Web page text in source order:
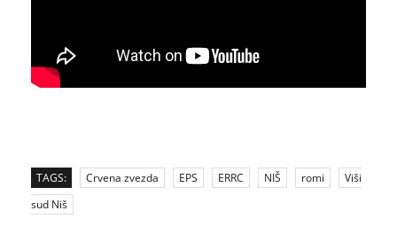
TAGS: Crvena zvezda EPS ERRC NIŠ romi
Viši
sud Niš